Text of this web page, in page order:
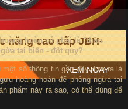
năng cao cấp JBH-
XEM NGAY
hoàn có phải là "thần
tai biến - đột quỵ?
số thông tin gần đây đưa ra là
hoàng hoàn để phòng ngừa tai
phẩm này ra sao, có thể dùng để